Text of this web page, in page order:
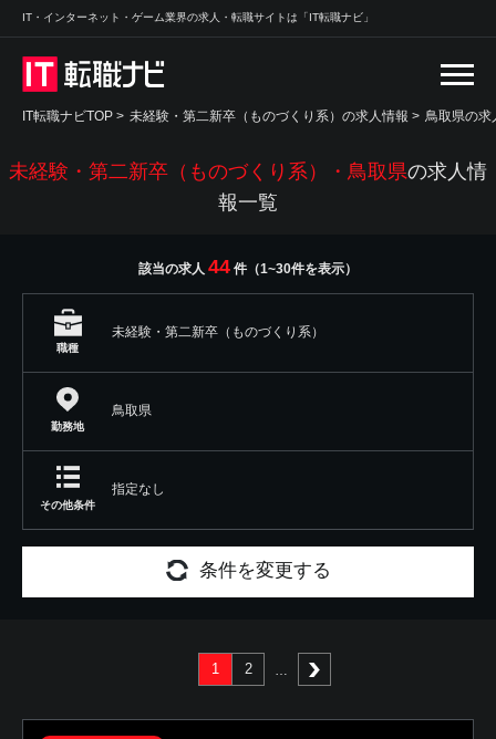
IT・インターネット・ゲーム業界の求人・転職サイトは「IT転職ナビ」
IT転職ナビTOP > 未経験・第二新卒（ものづくり系）の求人情報 > 鳥取県の求
未経験・第二新卒（ものづくり系）・鳥取県の求人情
報一覧
該当の求人 44 件（1~30件を表示）
職種
未経験・第二新卒（ものづくり系）
勤務地
鳥取県
その他条件
指定なし
条件を変更する
1 2